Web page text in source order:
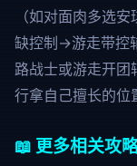
（如对面肉多选
缺控制→游走带控
路战士或游走开团
行拿自己擅长的位
📖 更多相关攻